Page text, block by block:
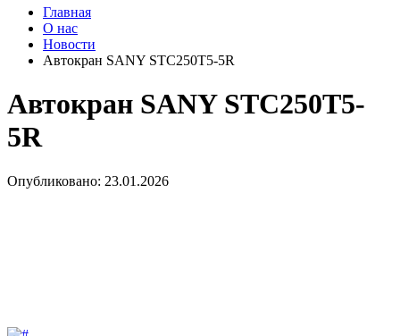
Главная
О нас
Новости
Автокран SANY STC250T5-5R
Автокран SANY STC250T5-
5R
Опубликовано: 23.01.2026